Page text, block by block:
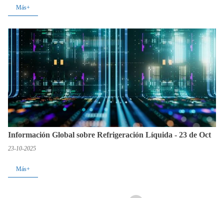
Más+
Información Global sobre Refrigeración Líquida - 23 de Oct
23-10-2025
Más+